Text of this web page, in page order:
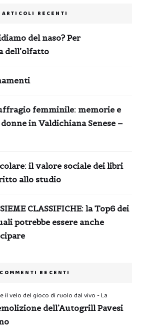
ARTICOLI RECENTI
del naso? Per
dell’olfatto
femminile: memorie e
in Valdichiana Senese –
il valore sociale dei libri
allo studio
CLASSIFICHE: la Top6 dei
potrebbe essere anche
COMMENTI RECENTI
il velo del gioco di ruolo dal vivo - La
dell’Autogrill Pavesi